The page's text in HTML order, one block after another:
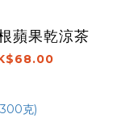
蘋果乾涼茶